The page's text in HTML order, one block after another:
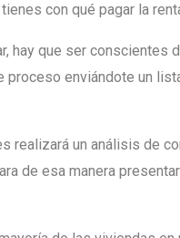
con qué pagar la
que ser conscientes
enviándote un
realizará un análisis de
de esa manera